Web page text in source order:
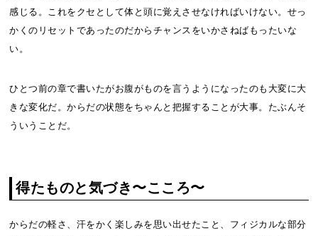
感じる。これをクセとして体と頭に覚えさせなければいけない。せっ
かくのリセットであったのだからチャンスをいかさねばもったいな
い。
ひとつ前の章で書いたがお腹がものを言うようになったのも大変に大
きな変化だ。からだの状態をちゃんと把握することが大事。たぶんそ
ういうことだ。
得たものと気づき〜こころ〜
からだの軽さ、汗をかく楽しみを思い出せたこと、フィジカルな部分